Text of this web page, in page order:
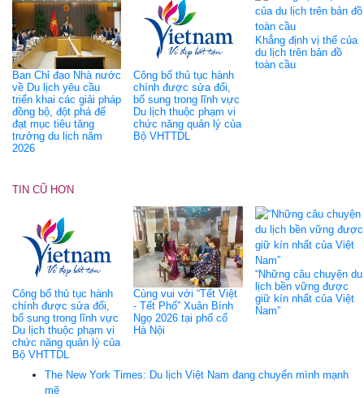
Ban Chỉ đạo Nhà nước
về Du lịch yêu cầu
triển khai các giải pháp
đồng bộ, đột phá để
đạt mục tiêu tăng
trưởng du lịch năm
2026
Công bố thủ tục hành
chính được sửa đổi,
bổ sung trong lĩnh vực
Du lịch thuộc phạm vi
chức năng quản lý của
Bộ VHTTDL
Khẳng định vị thế của
du lịch trên bản đồ
toàn cầu
TIN CŨ HƠN
Công bố thủ tục hành
chính được sửa đổi,
bổ sung trong lĩnh vực
Du lịch thuộc phạm vi
chức năng quản lý của
Bộ VHTTDL
Cùng vui với “Tết Việt
- Tết Phố” Xuân Bính
Ngọ 2026 tại phố cổ
Hà Nội
“Những câu chuyện du
lịch bền vững được
giữ kín nhất của Việt
Nam”
The New York Times: Du lịch Việt Nam đang chuyển mình mạnh
mẽ